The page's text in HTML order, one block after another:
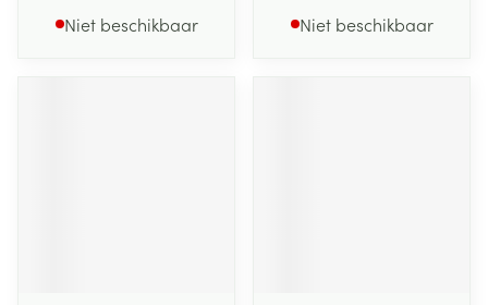
Niet beschikbaar Niet beschikbaar